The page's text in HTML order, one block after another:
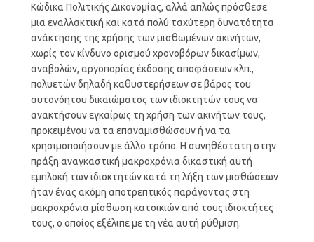
Κώδικα Πολιτικής Δικονομίας, αλλά απλώς πρόσθεσε
μια εναλλακτική και κατά πολύ ταχύτερη δυνατότητα
ανάκτησης της χρήσης των μισθωμένων ακινήτων,
χωρίς τον κίνδυνο ορισμού χρονοβόρων δικασίμων,
αναβολών, αργοπορίας έκδοσης αποφάσεων κλπ.,
πολυετών δηλαδή καθυστερήσεων σε βάρος του
αυτονόητου δικαιώματος των ιδιοκτητών τους να
ανακτήσουν εγκαίρως τη χρήση των ακινήτων τους,
προκειμένου να τα επαναμισθώσουν ή να τα
χρησιμοποιήσουν με άλλο τρόπο. Η συνηθέστατη στην
πράξη αναγκαστική μακροχρόνια δικαστική αυτή
εμπλοκή των ιδιοκτητών κατά τη λήξη των μισθώσεων
ήταν ένας ακόμη αποτρεπτικός παράγοντας στη
μακροχρόνια μίσθωση κατοικιών από τους ιδιοκτήτες
τους, ο οποίος εξέλιπε με τη νέα αυτή ρύθμιση.